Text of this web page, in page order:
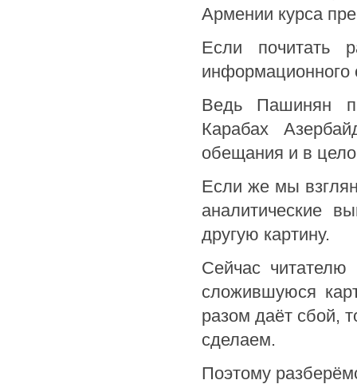
Армении курса
Если почитать
информационного
Ведь Пашинян
Карабах
обещания и в
Если же мы
аналитические
другую картину.
Сейчас
сложившуюся
разом даёт сбой,
сделаем.
Поэтому